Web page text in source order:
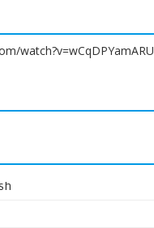
watch?v=wCqDPYamARU